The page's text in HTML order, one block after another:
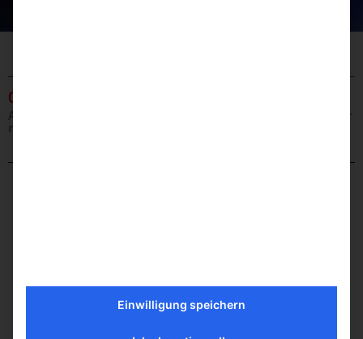
02.14
Anbohr-Dichtschelle 3-teilig für Guss-, Stahl- und PVC-Rohr
mit Sicherheits-Ventil-T-Stück und PE-Abgang
Einwilligung speichern